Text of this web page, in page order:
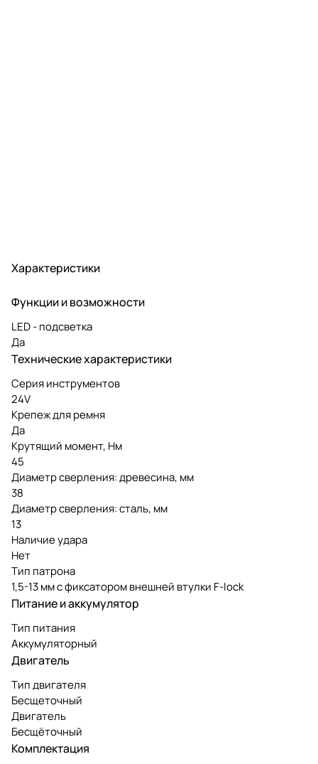
Характеристики
Функции и возможности
LED - подсветка
Да
Технические характеристики
Серия инструментов
24V
Крепеж для ремня
Да
Крутящий момент, Нм
45
Диаметр сверления: древесина, мм
38
Диаметр сверления: сталь, мм
13
Наличие удара
Нет
Тип патрона
1,5-13 мм с фиксатором внешней втулки F-lock
Питание и аккумулятор
Тип питания
Аккумуляторный
Двигатель
Тип двигателя
Бесщеточный
Двигатель
Бесщёточный
Комплектация